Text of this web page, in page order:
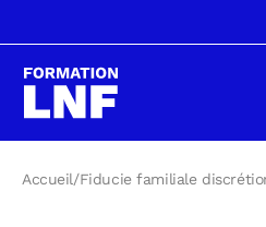
Accueil/Fiducie familiale